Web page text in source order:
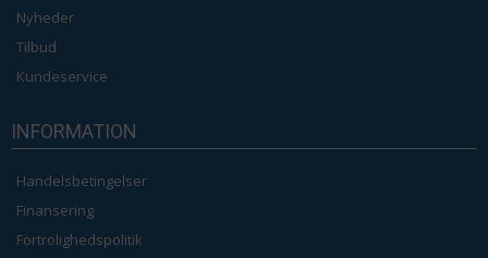
Nyheder
Tilbud
Kundeservice
INFORMATION
Handelsbetingelser
Finansering
Fortrolighedspolitik